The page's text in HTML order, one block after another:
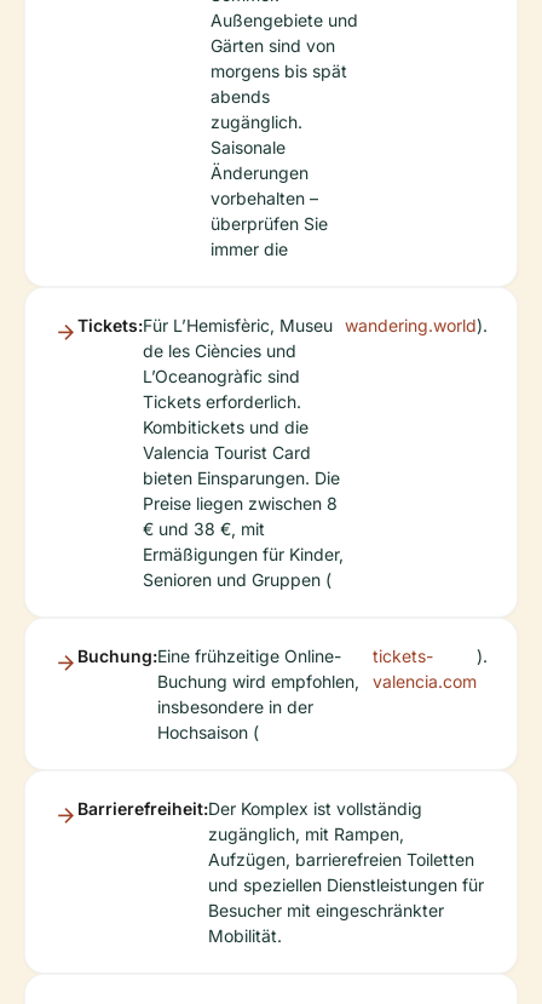
Außengebiete und
Gärten sind von
morgens bis spät
abends
zugänglich.
Saisonale
Änderungen
vorbehalten –
überprüfen Sie
immer die
Tickets:Für L’Hemisfèric, Museu
de les Ciències und
L’Oceanogràfic sind
Tickets erforderlich.
Kombitickets und die
Valencia Tourist Card
bieten Einsparungen. Die
Preise liegen zwischen 8
€ und 38 €, mit
Ermäßigungen für Kinder,
Senioren und Gruppen (
wandering.world).
Buchung:Eine frühzeitige Online-
Buchung wird empfohlen,
insbesondere in der
Hochsaison (
tickets-
valencia.com
).
Barrierefreiheit:Der Komplex ist vollständig
zugänglich, mit Rampen,
Aufzügen, barrierefreien Toiletten
und speziellen Dienstleistungen für
Besucher mit eingeschränkter
Mobilität.